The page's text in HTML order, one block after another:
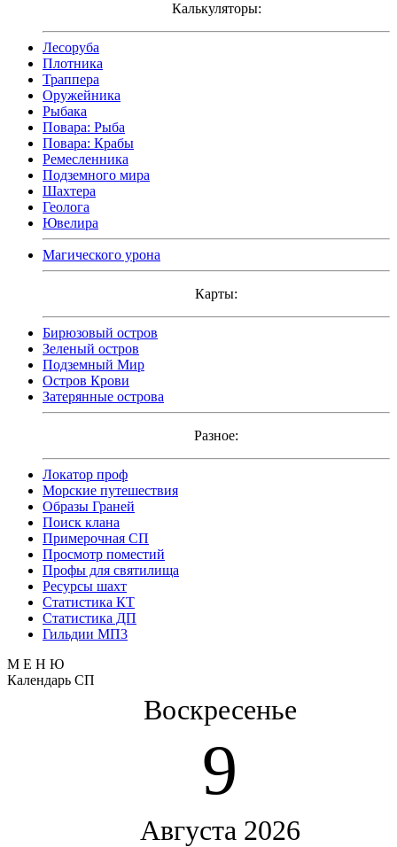
Калькуляторы:
Лесоруба
Плотника
Траппера
Оружейника
Рыбака
Повара: Рыба
Повара: Крабы
Ремесленника
Подземного мира
Шахтера
Геолога
Ювелира
Магического урона
Карты:
Бирюзовый остров
Зеленый остров
Подземный Мир
Остров Крови
Затерянные острова
Разное:
Локатор проф
Морские путешествия
Образы Граней
Поиск клана
Примерочная СП
Просмотр поместий
Профы для святилища
Ресурсы шахт
Статистика КТ
Статистика ДП
Гильдии МП3
М Е Н Ю
Календарь СП
Воскресенье
9
Августа 2026